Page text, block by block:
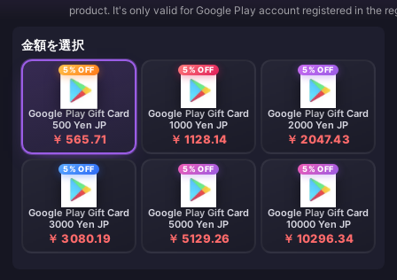
product. It's only valid for Google Play account registered in the
金額を選択
5% OFF
Google Play Gift Card
500 Yen JP
￥ 565.71
5% OFF
Google Play Gift Card
1000 Yen JP
￥ 1128.14
5% OFF
Google Play Gift Card
2000 Yen JP
￥ 2047.43
5% OFF
Google Play Gift Card
3000 Yen JP
￥ 3080.19
5% OFF
Google Play Gift Card
5000 Yen JP
￥ 5129.26
5% OFF
Google Play Gift Card
10000 Yen JP
￥ 10296.34